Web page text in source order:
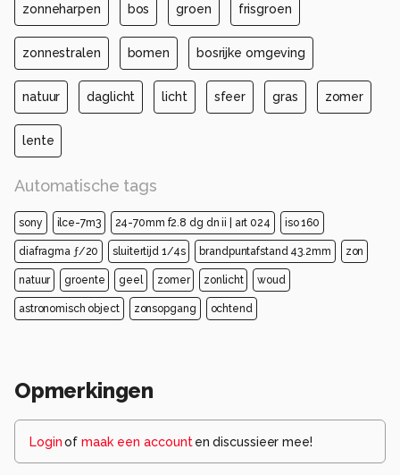
zonneharpen bos groen frisgroen
zonnestralen bomen bosrijke omgeving
natuur daglicht licht sfeer gras zomer
lente
Automatische tags
sony ilce-7m3 24-70mm f2.8 dg dn ii | art 024 iso 160
diafragma ƒ/20 sluitertijd 1/4s brandpuntafstand 43.2mm zon
natuur groente geel zomer zonlicht woud
astronomisch object zonsopgang ochtend
Opmerkingen
Loginof maak een account en discussieer mee!